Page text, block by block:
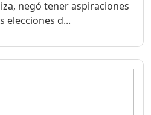
negó tener aspiraciones
elecciones d...